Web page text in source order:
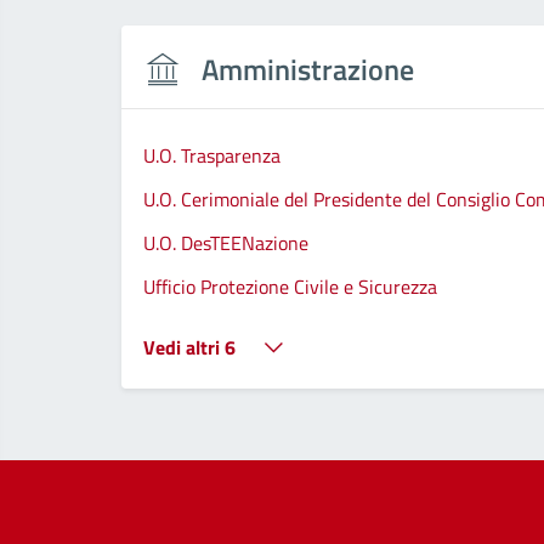
Amministrazione
U.O. Trasparenza
U.O. Cerimoniale del Presidente del Consiglio
U.O. DesTEENazione
Ufficio Protezione Civile e Sicurezza
Vedi altri 6